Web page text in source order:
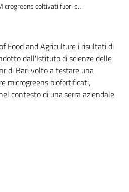
coltivati fuori suolo per esigenze nutrizionali specifiche
Food and Agriculture i risultati di
dall'Istituto di scienze delle
di Bari volto a testare una
microgreens biofortificati,
contesto di una serra aziendale